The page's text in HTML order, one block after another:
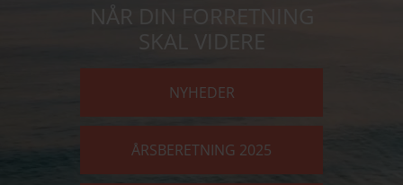
NÅR DIN FORRETNING
SKAL VIDERE
NYHEDER
ÅRSBERETNING 2025